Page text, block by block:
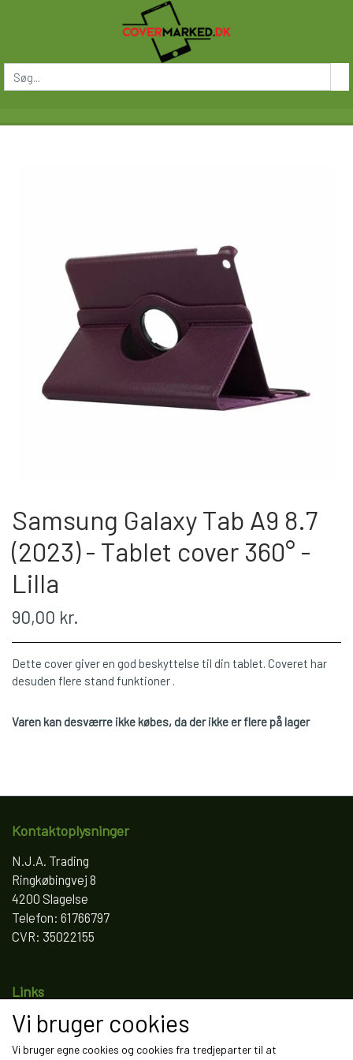
Samsung Galaxy Tab A9 8.7
(2023) - Tablet cover 360° -
Lilla
90,00 kr.
Dette cover giver en god beskyttelse til din tablet. Coveret har
desuden flere stand funktioner .
Varen kan desværre ikke købes, da der ikke er flere på lager
Kontaktoplysninger
N.J.A. Trading
Ringkøbingvej 8
4200 Slagelse
Telefon: 61766797
CVR: 35022155
Links
Salgs- og leveringsbetingelser
Vi bruger cookies
Vi bruger egne cookies og cookies fra tredjeparter til at